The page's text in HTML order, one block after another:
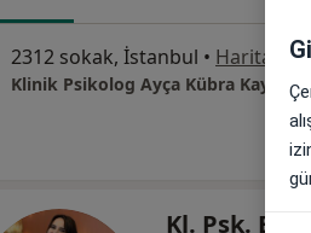
2312 sokak, İstanbul • Harita
Klinik Psikolog Ayça Kübra Kaynak
Kl. Psk. Esin